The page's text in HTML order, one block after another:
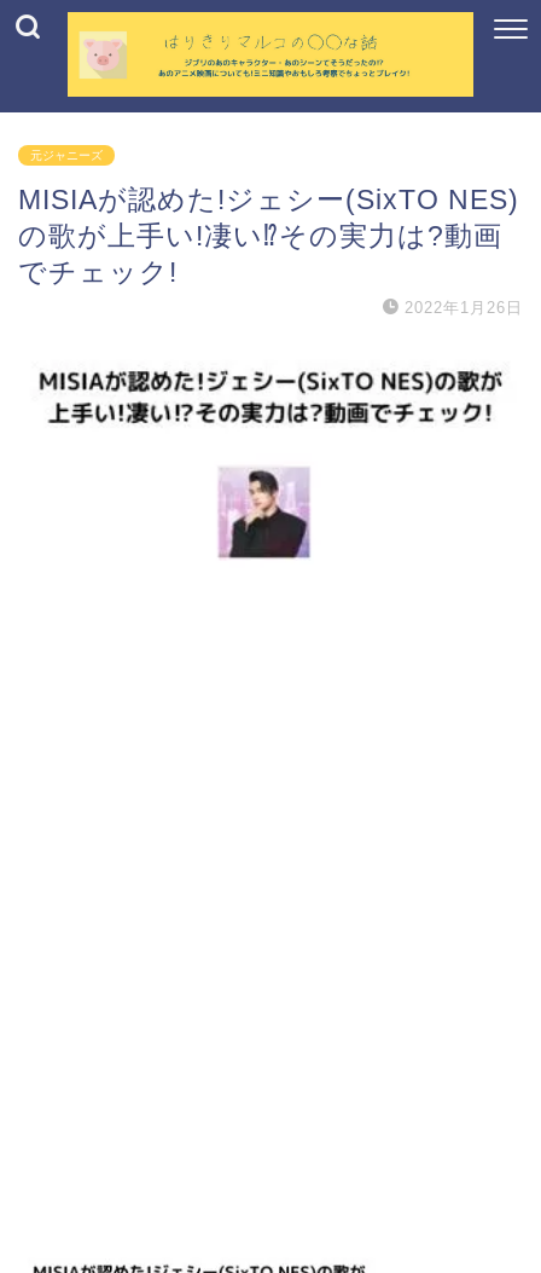
元ジャニーズ
MISIAが認めた!ジェシー(SixTO NES)
の歌が上手い!凄い⁉︎その実力は?動画
でチェック!
2022年1月26日